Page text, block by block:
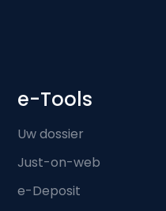
e-Tools
Uw dossier
Just-on-web
e-Deposit